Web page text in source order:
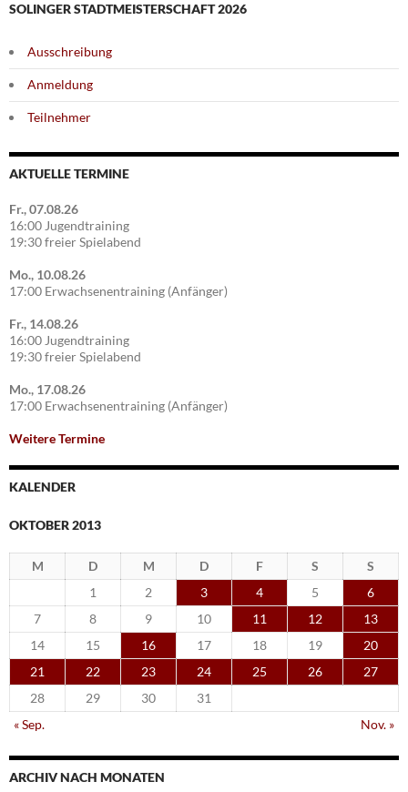
SOLINGER STADTMEISTERSCHAFT 2026
Ausschreibung
Anmeldung
Teilnehmer
AKTUELLE TERMINE
Fr., 07.08.26
16:00 Jugendtraining
19:30 freier Spielabend
Mo., 10.08.26
17:00 Erwachsenentraining (Anfänger)
Fr., 14.08.26
16:00 Jugendtraining
19:30 freier Spielabend
Mo., 17.08.26
17:00 Erwachsenentraining (Anfänger)
Weitere Termine
KALENDER
OKTOBER 2013
M D M D F S
S
1
2 3 4 5
6
7
8 9 10 11 12
13
14
15 16 17 18 19
20
21
22 23 24 25 26
27
28
29 30
31
« Sep.
Nov. »
ARCHIV NACH MONATEN